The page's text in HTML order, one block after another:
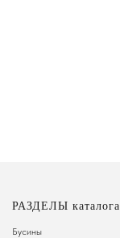
РАЗДЕЛЫ каталога
Бусины